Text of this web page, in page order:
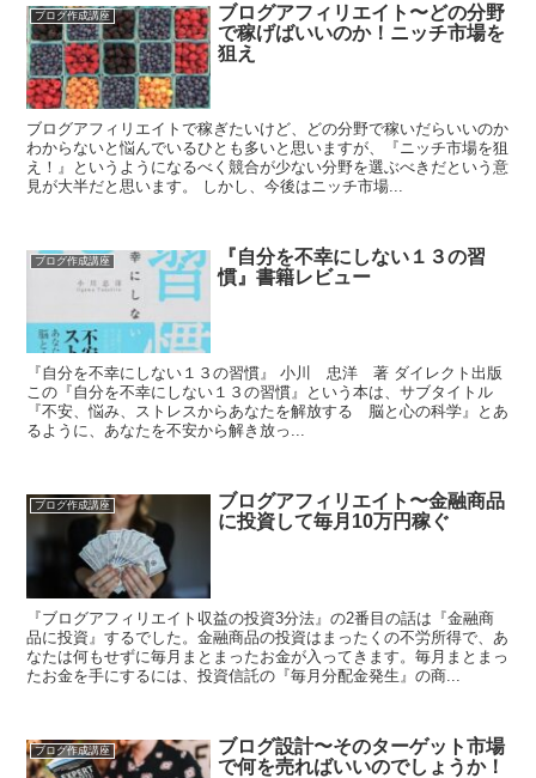
ブログ作成講座
ブログアフィリエイト〜どの分野
で稼げばいいのか！ニッチ市場を
狙え
ブログアフィリエイトで稼ぎたいけど、どの分野で稼いだらいいのか
わからないと悩んでいるひとも多いと思いますが、『ニッチ市場を狙
え！』というようになるべく競合が少ない分野を選ぶべきだという意
見が大半だと思います。 しかし、今後はニッチ市場...
ブログ作成講座
『自分を不幸にしない１３の習
慣』書籍レビュー
『自分を不幸にしない１３の習慣』 小川 忠洋 著 ダイレクト出版
この『自分を不幸にしない１３の習慣』という本は、サブタイトル
『不安、悩み、ストレスからあなたを解放する 脳と心の科学』とあ
るように、あなたを不安から解き放っ...
ブログ作成講座
ブログアフィリエイト〜金融商品
に投資して毎月10万円稼ぐ
『ブログアフィリエイト収益の投資3分法』の2番目の話は『金融商
品に投資』するでした。金融商品の投資はまったくの不労所得で、あ
なたは何もせずに毎月まとまったお金が入ってきます。毎月まとまっ
たお金を手にするには、投資信託の『毎月分配金発生』の商...
ブログ作成講座
ブログ設計〜そのターゲット市場
で何を売ればいいのでしょうか！